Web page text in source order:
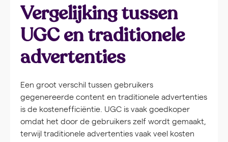
Vergelijking tussen
UGC en traditionele
advertenties
Een groot verschil tussen gebruikers
gegenereerde content en traditionele advertenties
is de kostenefficiëntie. UGC is vaak goedkoper
omdat het door de gebruikers zelf wordt gemaakt,
terwijl traditionele advertenties vaak veel kosten